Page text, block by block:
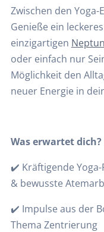
Zwischen den
Genieße ein
einzigartigen
oder einfach nur
Möglichkeit den
neuer Energie in
Was erwartet dich?
✔️ Kräftigende
& bewusste
✔️ Impulse aus der
Thema Zentrierung